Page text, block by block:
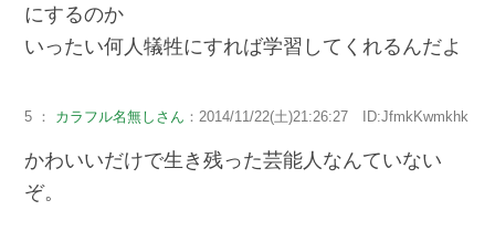
にするのか
いったい何人犠牲にすれば学習してくれるんだよ
5 ： カラフル名無しさん ：2014/11/22(土)21:26:27 ID:JfmkKwmkhk
かわいいだけで生き残った芸能人なんていない
ぞ。